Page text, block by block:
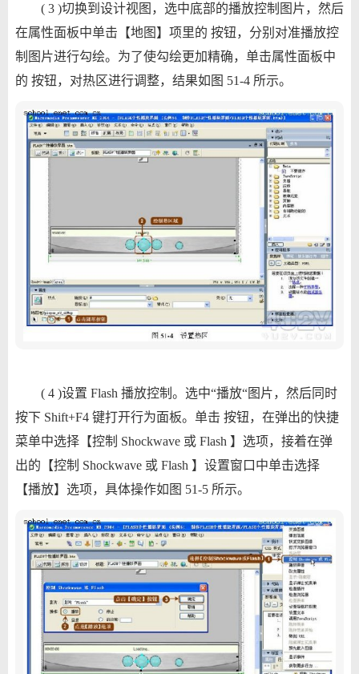
( 3 )切换到设计视图，选中底部的播放控制图片，然后
在属性面板中单击【地图】项里的 按钮，分别对准播放控
制图片进行勾绘。为了使勾绘更加精确，单击属性面板中
的 按钮，对热区进行调整，结果如图 51-4 所示。
( 4 )设置 Flash 播放控制。选中“播放“图片，然后同时
按下 Shift+F4 键打开行为面板。单击 按钮，在弹出的快捷
菜单中选择【控制 Shockwave 或 Flash 】选项，接着在弹
出的【控制 Shockwave 或 Flash 】设置窗口中单击选择
【播放】选项，具体操作如图 51-5 所示。